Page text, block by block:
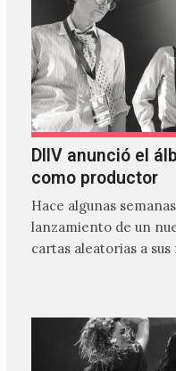
DIIV anunció el
como productor
Hace algunas
lanzamiento de un
cartas aleatorias a